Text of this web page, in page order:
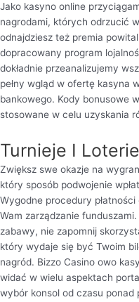
Jako kasyno online
nagrodami, których odrzucić
odnajdziesz też premia
dopracowany program
dokładnie przeanalizujemy
pełny wgląd w ofertę kasyna
bankowego. Kody bonusowe
stosowane w celu uzyskania
Turnieje I Loterie
Zwiększ swe okazje na
który sposób podwojenie
Wygodne procedury
Wam zarządzanie
zabawy, nie zapomnij
który wydaje się być Twoim
nagród. Bizzo Casino owo
widać w wielu aspektach
wybór konsol od czasu